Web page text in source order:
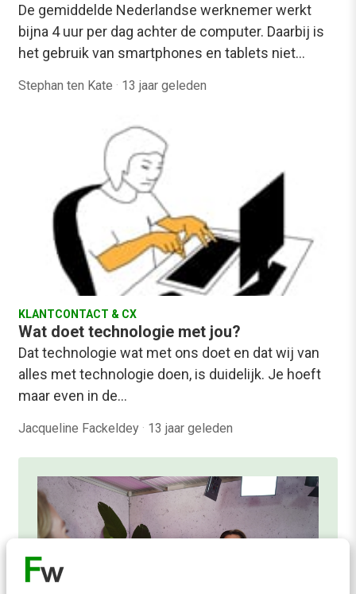
De gemiddelde Nederlandse werknemer werkt
bijna 4 uur per dag achter de computer. Daarbij is
het gebruik van smartphones en tablets niet…
Stephan ten Kate · 13 jaar geleden
KLANTCONTACT & CX
Wat doet technologie met jou?
Dat technologie wat met ons doet en dat wij van
alles met technologie doen, is duidelijk. Je hoeft
maar even in de…
Jacqueline Fackeldey · 13 jaar geleden